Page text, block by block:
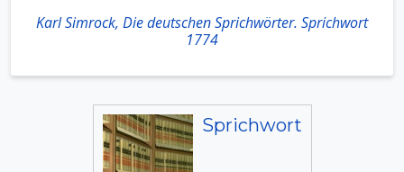
Karl Simrock, Die deutschen Sprichwörter. Sprichwort
1774
Sprichwort